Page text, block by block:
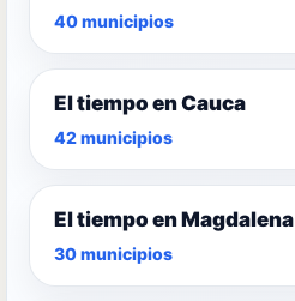
40 municipios
El tiempo en Cauca
42 municipios
El tiempo en Magdalena
30 municipios